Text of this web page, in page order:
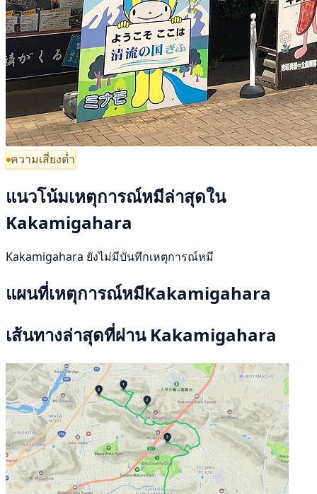
ความเสี่ยงต่ำ
แนวโน้มเหตุการณ์หมีล่าสุดใน
Kakamigahara
Kakamigahara ยังไม่มีบันทึกเหตุการณ์หมี
แผนที่เหตุการณ์หมีKakamigahara
เส้นทางล่าสุดที่ผ่าน Kakamigahara